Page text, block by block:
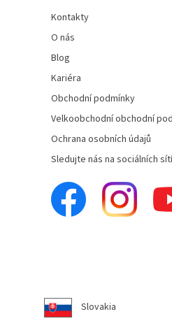
Kontakty
O nás
Blog
Kariéra
Obchodní podmínky
Velkoobchodní obchodní
Ochrana osobních údajů
Sledujte nás na sociálních
Slovakia